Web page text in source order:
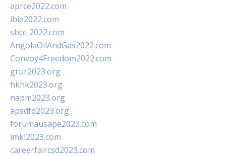
aprce2022.com
ibie2022.com
sbcc-2022.com
AngolaOilAndGas2022.com
Convoy4Freedom2022.com
grur2023.org
hkhk2023.org
napm2023.org
apsdfd2023.org
forumausape2023.com
imkl2023.com
careerfaircsd2023.com